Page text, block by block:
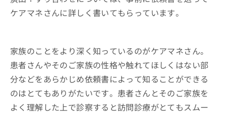
ケアマネさんに詳しく書いてもらっています。
家族のことをより深く知っているのがケアマネさん。
患者さんやそのご家族の性格や触れてほしくはない部
分などをあらかじめ依頼書によって知ることができる
のはとてもありがたいです。患者さんとそのご家族を
よく理解した上で診察すると訪問診療がとてもスムー